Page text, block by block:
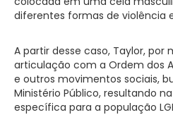
diferentes formas de violência
A partir desse caso, Taylor, por
articulação com a Ordem dos
e outros movimentos sociais,
Ministério Público, resultando
específica para a população